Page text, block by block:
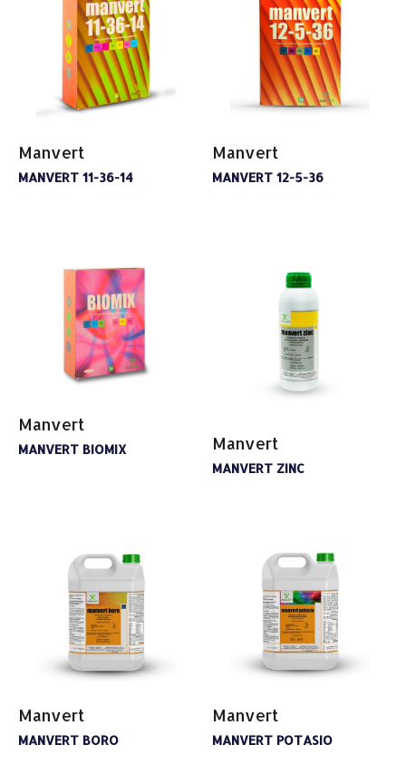
Manvert
MANVERT 11-36-14
Manvert
MANVERT 12-5-36
Manvert
MANVERT BIOMIX Manvert
MANVERT ZINC
Manvert
MANVERT BORO
Manvert
MANVERT POTASIO